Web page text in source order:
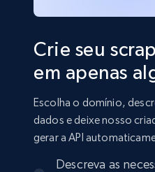
Crie seu
em apenas
Escolha o domínio,
dados e deixe nosso
gerar a API
Descreva as